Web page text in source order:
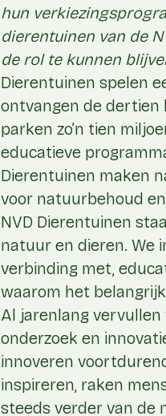
hun
dierentuinen van de
de rol te kunnen
Dierentuinen spelen
ontvangen de dertien
parken zo’n tien
educatieve
Dierentuinen maken
voor natuurbehoud
NVD Dierentuinen
natuur en dieren. We
verbinding met,
waarom het
Al jarenlang
onderzoek en
innoveren
inspireren, raken
steeds verder van de